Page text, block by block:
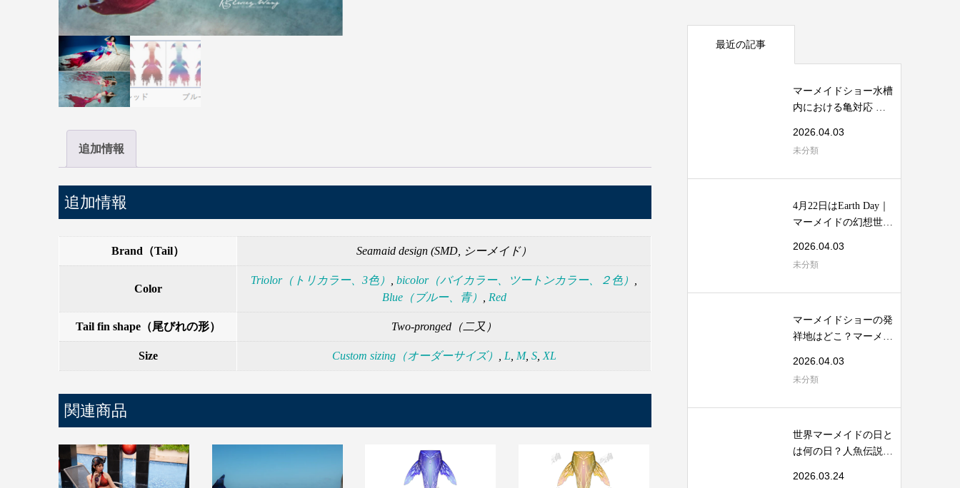
追加情報
追加情報
Brand（Tail） Seamaid design (SMD, シーメイド）
Color
Triolor（トリカラー、3色） bicolor（バイカラー、ツートンカラー、２色）
Blue（ブルー、青）
Red
Tail fin shape（尾びれの形） Two-pronged（二又）
Size Custom sizing（オーダーサイズ） L M, S, XL
関連商品
最近の記事
マーメイドショー水槽
内における亀対応 安
2026.04.03
未分類
4月22日はEarth Day｜
マーメイドの幻想世界
2026.04.03
未分類
マーメイドショーの発
祥地はどこ？マーメイ
2026.04.03
未分類
世界マーメイドの日と
は何の日？人魚伝説と
2026.03.24